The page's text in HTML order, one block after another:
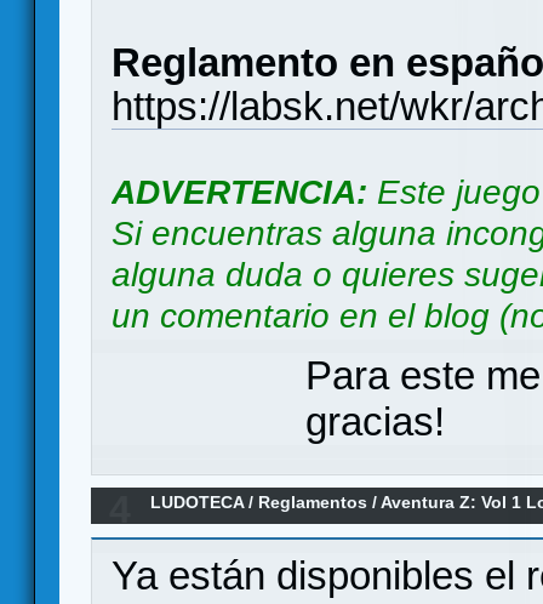
Reglamento en
https://labsk.net/wkr/
ADVERTENCIA: Este
Si encuentras alguna
alguna duda o quieres
un comentario en el blog
Para este
gracias!
LUDOTECA/ Reglamentos /Aventura Z: Vol 1
Ya están disponibles el